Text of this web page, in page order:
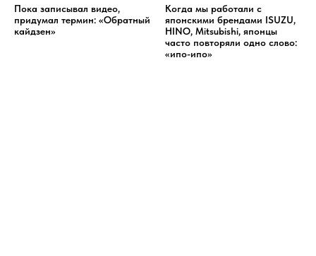
Пока записывал видео,
придумал термин: «Обратный
кайдзен»
Когда мы работали с
японскими брендами ISUZU,
HINO, Mitsubishi, японцы
часто повторяли одно слово:
«ипо-ипо»